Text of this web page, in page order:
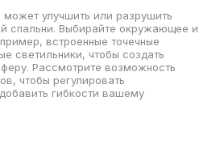
улучшить или разрушить
спальни. Выбирайте окружающее и
встроенные точечные
светильники, чтобы создать
Рассмотрите возможность
чтобы регулировать
гибкости вашему